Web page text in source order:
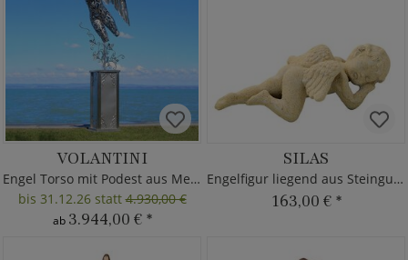
VOLANTINI
Engel Torso mit Podest aus Metall
bis 31.12.26 statt4.930,00 €
ab 3.944,00 € *
SILAS
Engelfigur liegend aus Steinguss
163,00 € *